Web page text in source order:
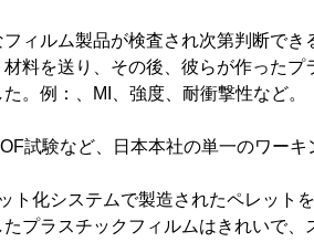
ィルム製品が検査され次第判断で
料を送り、その後、彼らが作った
。例：、MI、強度、耐衝撃性など。
試験など、日本本社の単一のワー
ト化システムで製造されたペレッ
プラスチックフィルムはきれいで